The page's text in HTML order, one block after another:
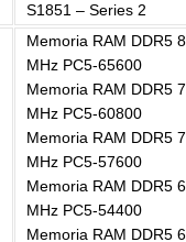
S1851 – Series 2
Memoria RAM DDR5
MHz PC5-65600
Memoria RAM DDR5
MHz PC5-60800
Memoria RAM DDR5
MHz PC5-57600
Memoria RAM DDR5
MHz PC5-54400
Memoria RAM DDR5